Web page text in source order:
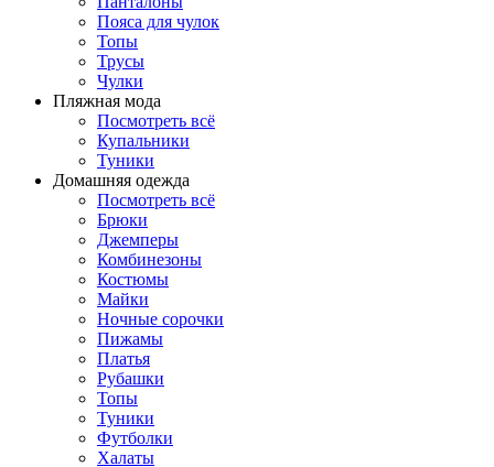
Поясa для чулок
Топы
Трусы
Чулки
Пляжная мода
Посмотреть всё
Купальники
Туники
Домашняя одежда
Посмотреть всё
Брюки
Джемперы
Комбинезоны
Костюмы
Майки
Ночные сорочки
Пижамы
Платья
Рубашки
Топы
Туники
Футболки
Халаты